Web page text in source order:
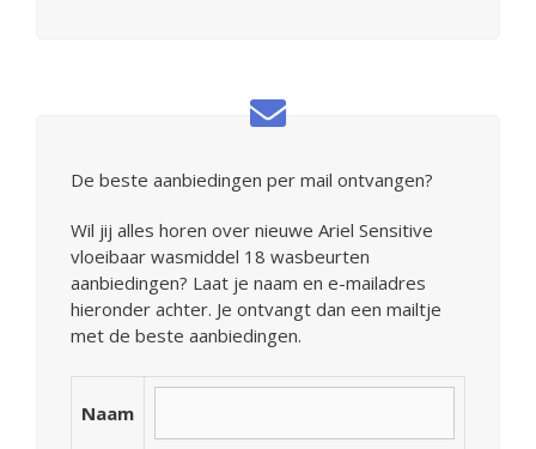
De beste aanbiedingen per mail ontvangen?
Wil jij alles horen over nieuwe Ariel Sensitive
vloeibaar wasmiddel 18 wasbeurten
aanbiedingen? Laat je naam en e-mailadres
hieronder achter. Je ontvangt dan een mailtje
met de beste aanbiedingen.
Naam